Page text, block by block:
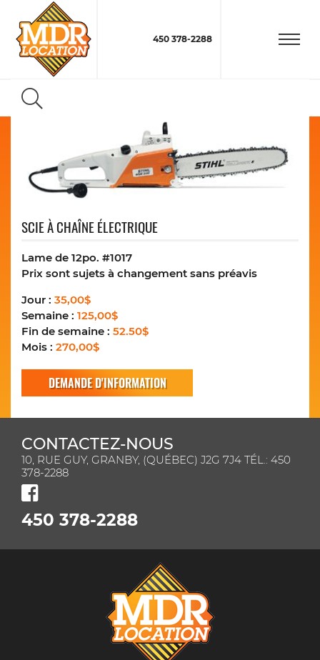
450 378-2288
SCIE À CHAÎNE ÉLECTRIQUE
Lame de 12po. #1017
Prix sont sujets à changement sans préavis
Jour : 35,00$
Semaine : 125,00$
Fin de semaine : 52.50$
Mois : 270,00$
DEMANDE D'INFORMATION
CONTACTEZ-NOUS
10, RUE GUY, GRANBY, (QUÉBEC) J2G 7J4 TÉL.: 450
378-2288
450 378-2288